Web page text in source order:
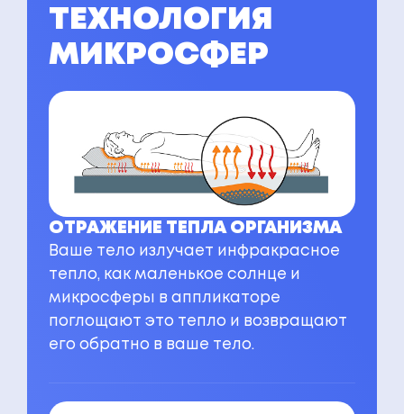
ТЕХНОЛОГИЯ
МИКРОСФЕР
ОТРАЖЕНИЕ ТЕПЛА ОРГАНИЗМА
Ваше тело излучает инфракрасное
тепло, как маленькое солнце и
микросферы в аппликаторе
поглощают это тепло и возвращают
его обратно в ваше тело.